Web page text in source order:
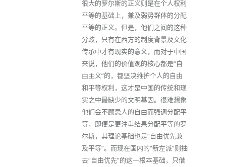
很大的罗尔斯的正义则是在个人权利
平等的基础上，兼及弱势群体的分配
平等的正义。但是，他们之间的这种
分歧，只有在西方的制度背景及文化
传承中才有现实的意义，而对于中国
来说，他们的价值观的核心都是“自
由主义”的，都坚决维护个人的自由
和平等权利，这才是中国的传统和现
实之中最缺少的文明基因。很难想象
他们会不顾忌人的自由而强调分配平
等，即便是更注重结果分配平等的罗
尔斯，其理论基础也是“自由优先兼
及平等”。而现在国内的“新左派”则抽
去“自由优先”的这一根本基础，只借